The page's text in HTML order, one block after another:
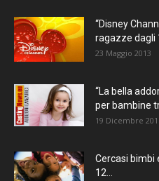
“Disney
ragazze dagli
23 Maggio 2013
“La bella
per bambine
19 Dicembre
Cercasi bimbi
12...